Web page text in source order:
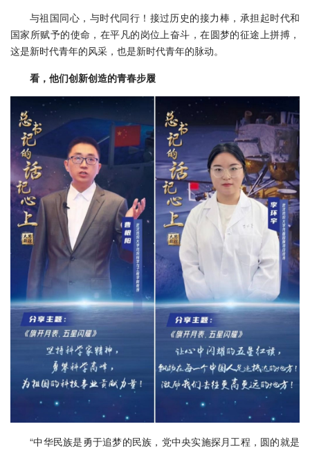
与祖国同心，与时代同行！接过历史的接力棒，承担起时代和
国家所赋予的使命，在平凡的岗位上奋斗，在圆梦的征途上拼搏，
这是新时代青年的风采，也是新时代青年的脉动。
看，他们创新创造的青春步履
“中华民族是勇于追梦的民族，党中央实施探月工程，圆的就是